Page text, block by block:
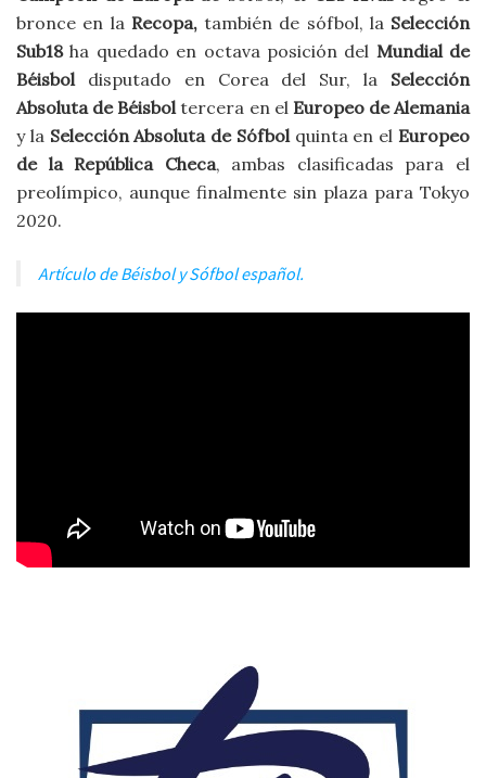
bronce en la Recopa, también de sófbol, la Selección
Sub18ha quedado en octava posición del Mundial de
Béisboldisputado en Corea del Sur, la Selección
Absoluta de Béisboltercera en el Europeo de Alemania
y la Selección Absoluta de Sófbolquinta en el Europeo
de la República Checa, ambas clasificadas para el
preolímpico, aunque finalmente sin plaza para Tokyo
2020.
Artículo de Béisbol y Sófbol español.